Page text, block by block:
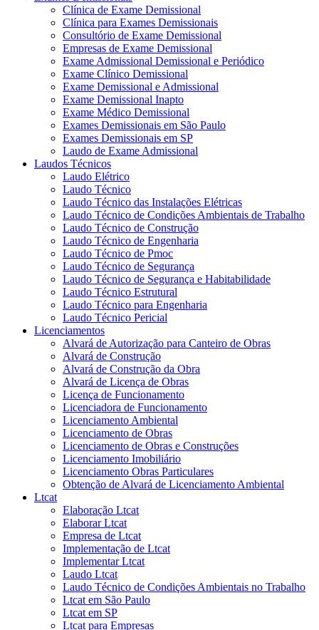
Clínica de Exame Demissional
Clínica para Exames Demissionais
Consultório de Exame Demissional
Empresas de Exame Demissional
Exame Admissional Demissional e Periódico
Exame Clínico Demissional
Exame Demissional e Admissional
Exame Demissional Inapto
Exame Médico Demissional
Exames Demissionais em São Paulo
Exames Demissionais em SP
Laudo de Exame Admissional
Laudos Técnicos
Laudo Elétrico
Laudo Técnico
Laudo Técnico das Instalações Elétricas
Laudo Técnico de Condições Ambientais de Trabalho
Laudo Técnico de Construção
Laudo Técnico de Engenharia
Laudo Técnico de Pmoc
Laudo Técnico de Segurança
Laudo Técnico de Segurança e Habitabilidade
Laudo Técnico Estrutural
Laudo Técnico para Engenharia
Laudo Técnico Pericial
Licenciamentos
Alvará de Autorização para Canteiro de Obras
Alvará de Construção
Alvará de Construção da Obra
Alvará de Licença de Obras
Licença de Funcionamento
Licenciadora de Funcionamento
Licenciamento Ambiental
Licenciamento de Obras
Licenciamento de Obras e Construções
Licenciamento Imobiliário
Licenciamento Obras Particulares
Obtenção de Alvará de Licenciamento Ambiental
Ltcat
Elaboração Ltcat
Elaborar Ltcat
Empresa de Ltcat
Implementação de Ltcat
Implementar Ltcat
Laudo Ltcat
Laudo Técnico de Condições Ambientais no Trabalho
Ltcat em São Paulo
Ltcat em SP
Ltcat para Empresas